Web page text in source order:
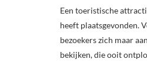
Een toeristische
heeft plaatsgevonden.
bezoekers zich maar
bekijken, die ooit